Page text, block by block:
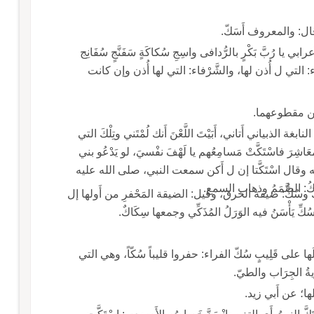
يا رُبَّ بَكْرٍ بالرُّدافى واسِجِ سُكاكَةٍ سَفَنَّجٍ سُفَانِج
التي ل أُذن لها، والشَّرْفاء: التي لها أُذن وإن كانت
أَتاني، أَبَيْتَ اللَّعْنَ أَنك لُمْتَني وتِلْكَ التي
فاسْتَكَّتْ مَسامِعُهم يا لَهْفَ نفْسيَ، لو يَدْعُو بني
وقال اسْتَكَّتا إن ل أَكن سمعت النبي، صلى الله عليه
الصَّمَمُ وذهاب السمع.
وطريق سُكُّ: ضَيِّق مُنْسَدّ؛ عن اللحياني وبئر سَكٌّ وسُكُّ: ضيقة الخرق، وقيل: الضيقة المَحْفرِ من أَولها إل
الأَصمعي: إذا ضاقت البئر فه سُكُّ؛ وأَنشد يُجْبَى لَها على قَلِيبٍ سُكّ الفراء: حفروا قليباً سُكّاً، وهي التي
الجِرَاب والطيّ.
عن أَبي زيد.